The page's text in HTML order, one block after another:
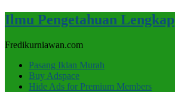
Ilmu Pengetahuan Lengkap
Fredikurniawan.com
Pasang Iklan Murah
Buy Adspace
Hide Ads for Premium Members